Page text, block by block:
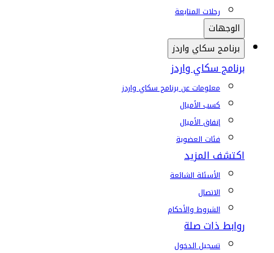
رحلات المتابعة
الوجهات
برنامج سكاي واردز
برنامج سكاي واردز
معلومات عن برنامج سكاي واردز
كسب الأميال
إنفاق الأميال
فئات العضوية
اكتشف المزيد
الأسئلة الشائعة
الاتصال
الشروط والأحكام
روابط ذات صلة
تسجيل الدخول